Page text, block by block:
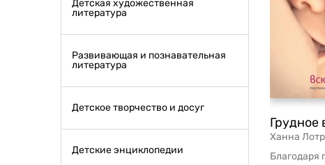
Детская художественная
литература
Развивающая и познавательная
литература
Детское творчество и досуг
Детские энциклопедии
Грудное
Ханна
Благодаря